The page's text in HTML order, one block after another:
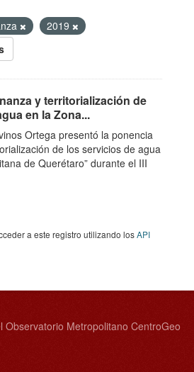
2019
y territorialización de
en la Zona...
Ortega presentó la ponencia
de los servicios de agua
de Querétaro” durante el III
a este registro utilizando losAPI
Observatorio Metropolitano CentroGeo